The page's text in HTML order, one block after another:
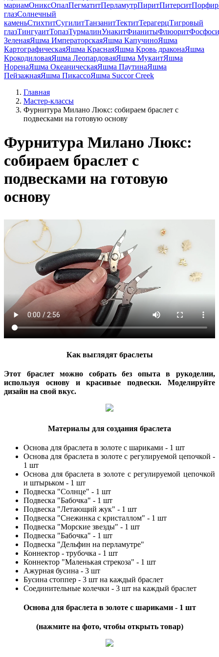
мариамОниксОпалПегматитПерламутрПиритПитерситПорфир
глазСолнечный
каменьСтихтитСугилитТанзанитТектитТерагерцТигровый
глазТингуаитТопазТурмалинУнакитФианитыФлюорит
ЗеленаяЯшма ИмператорскаяЯшма КапучиноЯшма
КартографическаяЯшма КраснаяЯшма Кровь драконаЯшма
КрокодиловаяЯшма ЛеопардоваяЯшма МукаитЯшма
НоренаЯшма ОкеаническаяЯшма ПаутинаЯшма
ПейзажнаяЯшма ПикассоЯшма Succor Creek
Главная
Мастер-классы
Фурнитура Милано Люкс: собираем браслет с
подвесками на готовую основу
Фурнитура Милано Люкс:
собираем браслет с
подвесками на готовую
основу
Как выглядят браслеты
Этот браслет можно собрать без опыта в рукоделии,
используя основу и красивые подвески. Моделируйте
дизайн на свой вкус.
Материалы для создания браслета
Основа для браслета в золоте с шариками - 1 шт
Основа для браслета в золоте с регулируемой цепочкой -
1 шт
Основа для браслета в золоте с регулируемой цепочкой
и штырьком - 1 шт
Подвеска "Солнце" - 1 шт
Подвеска "Бабочка" - 1 шт
Подвеска "Летающий жук" - 1 шт
Подвеска "Снежинка с кристаллом" - 1 шт
Подвеска "Морские звезды" - 1 шт
Подвеска "Бабочка" - 1 шт
Подвеска "Дельфин на перламутре"
Коннектор - трубочка - 1 шт
Коннектор "Маленькая стрекоза" - 1 шт
Ажурная бусина - 3 шт
Бусина стоппер - 3 шт на каждый браслет
Соединительные колечки - 3 шт на каждый браслет
Основа для браслета в золоте с шариками - 1 шт
(нажмите на фото, чтобы открыть товар)